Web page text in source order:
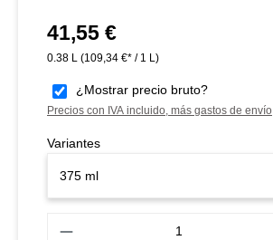
Precio normal:
41,55 €
0.38 L (109,34 €* / 1 L)
¿Mostrar precio bruto?
Precios con IVA incluido, más gastos de envío
Variantes